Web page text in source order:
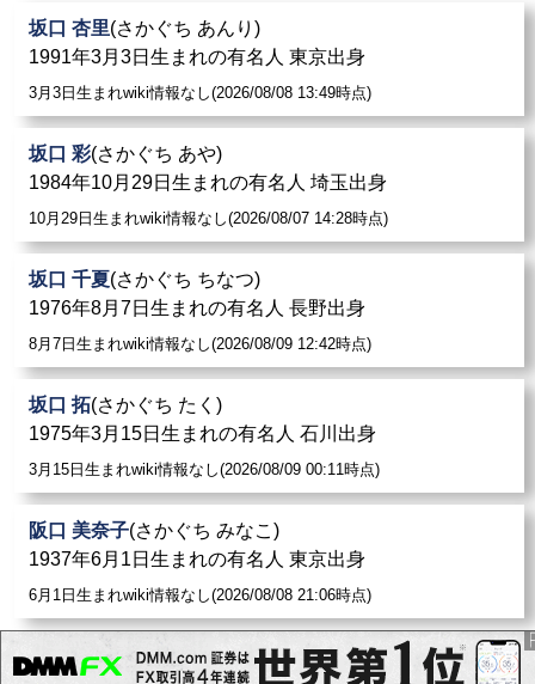
坂口 杏里(さかぐち あんり)
1991年3月3日生まれの有名人 東京出身
3月3日生まれwiki情報なし(2026/08/08 13:49時点)
坂口 彩(さかぐち あや)
1984年10月29日生まれの有名人 埼玉出身
10月29日生まれwiki情報なし(2026/08/07 14:28時点)
坂口 千夏(さかぐち ちなつ)
1976年8月7日生まれの有名人 長野出身
8月7日生まれwiki情報なし(2026/08/09 12:42時点)
坂口 拓(さかぐち たく)
1975年3月15日生まれの有名人 石川出身
3月15日生まれwiki情報なし(2026/08/09 00:11時点)
阪口 美奈子(さかぐち みなこ)
1937年6月1日生まれの有名人 東京出身
6月1日生まれwiki情報なし(2026/08/08 21:06時点)